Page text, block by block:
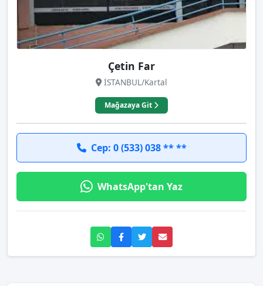
Çetin Far
İSTANBUL/Kartal
Mağazaya Git
Cep: 0 (533) 038 ** **
WhatsApp'tan Yaz